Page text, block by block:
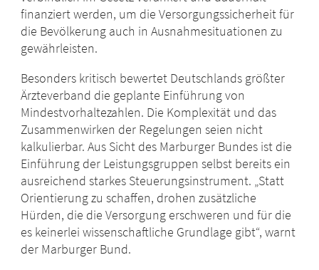
finanziert werden, um die Versorgungssicherheit für
die Bevölkerung auch in Ausnahmesituationen zu
gewährleisten.
Besonders kritisch bewertet Deutschlands größter
Ärzteverband die geplante Einführung von
Mindestvorhaltezahlen. Die Komplexität und das
Zusammenwirken der Regelungen seien nicht
kalkulierbar. Aus Sicht des Marburger Bundes ist die
Einführung der Leistungsgruppen selbst bereits ein
ausreichend starkes Steuerungsinstrument. „Statt
Orientierung zu schaffen, drohen zusätzliche
Hürden, die die Versorgung erschweren und für die
es keinerlei wissenschaftliche Grundlage gibt“, warnt
der Marburger Bund.